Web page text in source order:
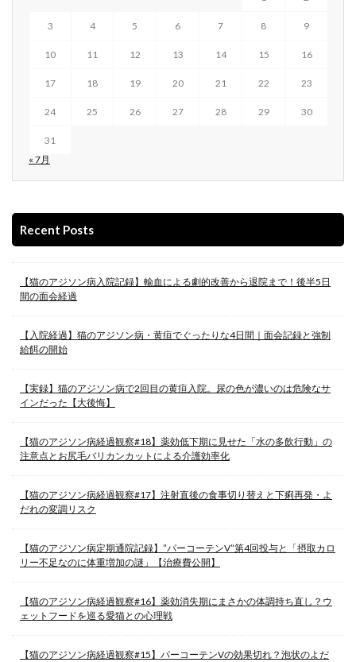
3 4 5 6 7 8 9
10 11 12 13 14 15 16
17 18 19 20 21 22 23
24 25 26 27 28 29 30
31
« 7月
Recent Posts
【猫のアジソン病入院記録】輸血による劇的改善から退院まで！後半5日
間の面会経過
【入院経過】猫のアジソン病・黄疸でぐったりな4日間｜面会記録と強制
給餌の開始
【実録】猫のアジソン病で2回目の黄疸入院。尿の色が濃いのは危険なサ
インだった【大後悔】
【猫のアジソン病経過観察#18】薬効低下期に見せた「水の多飲行動」の
注意点とお尻毛バリカンカットによる介護効率化
【猫のアジソン病経過観察#17】注射直後の食事切り替えと下痢再発・よ
だれの変調リスク
【猫のアジソン病定期通院記録】”パーコーテンV”第4回投与と「摂取カロ
リー不足なのに体重増加の謎」【治療費公開】
【猫のアジソン病経過観察#16】薬効消失期にまさかの体調持ち直し？ウ
ェットフードを巡る愛猫との心理戦
【猫のアジソン病経過観察#15】パーコーテンVの効果切れ？泡状のよだ